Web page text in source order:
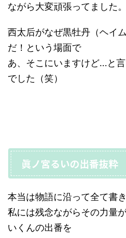
ながら大変頑張ってました。
西太后がなぜ黒牡丹（ヘイ
だ！という場面で
あ、そこにいますけど...と
でした（笑）
眞ノ宮るいの出番抜粋
本当は物語に沿って全て書
私には残念ながらその力量
いくんの出番を